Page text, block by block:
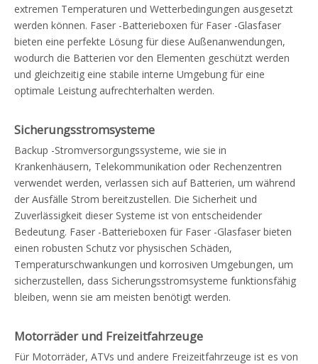
extremen Temperaturen und Wetterbedingungen ausgesetzt
werden können. Faser -Batterieboxen für Faser -Glasfaser
bieten eine perfekte Lösung für diese Außenanwendungen,
wodurch die Batterien vor den Elementen geschützt werden
und gleichzeitig eine stabile interne Umgebung für eine
optimale Leistung aufrechterhalten werden.
Sicherungsstromsysteme
Backup -Stromversorgungssysteme, wie sie in
Krankenhäusern, Telekommunikation oder Rechenzentren
verwendet werden, verlassen sich auf Batterien, um während
der Ausfälle Strom bereitzustellen. Die Sicherheit und
Zuverlässigkeit dieser Systeme ist von entscheidender
Bedeutung. Faser -Batterieboxen für Faser -Glasfaser bieten
einen robusten Schutz vor physischen Schäden,
Temperaturschwankungen und korrosiven Umgebungen, um
sicherzustellen, dass Sicherungsstromsysteme funktionsfähig
bleiben, wenn sie am meisten benötigt werden.
Motorräder und Freizeitfahrzeuge
Für Motorräder, ATVs und andere Freizeitfahrzeuge ist es von